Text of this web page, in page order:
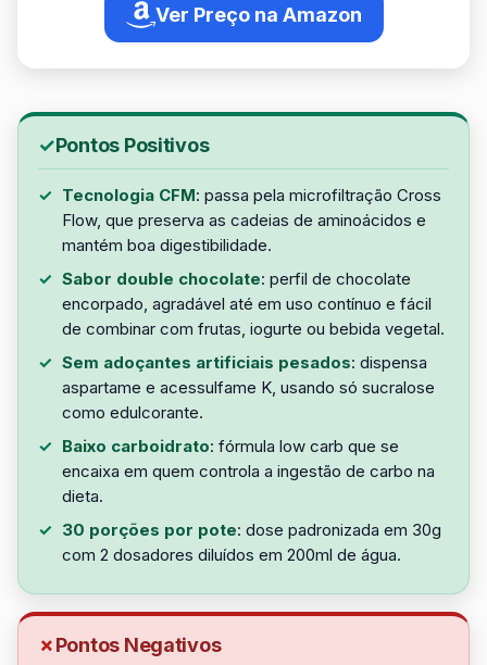
Ver Preço na Amazon
Pontos Positivos
Tecnologia CFM: passa pela microfiltração Cross
Flow, que preserva as cadeias de aminoácidos e
mantém boa digestibilidade.
Sabor double chocolate: perfil de chocolate
encorpado, agradável até em uso contínuo e fácil
de combinar com frutas, iogurte ou bebida vegetal.
Sem adoçantes artificiais pesados: dispensa
aspartame e acessulfame K, usando só sucralose
como edulcorante.
Baixo carboidrato: fórmula low carb que se
encaixa em quem controla a ingestão de carbo na
dieta.
30 porções por pote: dose padronizada em 30g
com 2 dosadores diluídos em 200ml de água.
Pontos Negativos